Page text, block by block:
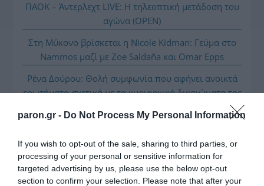
paron.gr - Do Not Process My Personal Information
If you wish to opt-out of the sale, sharing to third parties, or
processing of your personal or sensitive information for
targeted advertising by us, please use the below opt-out
section to confirm your selection. Please note that after your
ΠΑΟΚ – Άντερλεχτ LIVE: Η τηλεοπτική μετάδοση του
αγώνα (OPEN)
Στη Μύκονο βρίσκεται η Nicole Kidman: Γεύμα στο
Nammos μαζί με Zoe Saldaña και Omar Epps
Ρένα Δούρου: Θολή συμφωνία που αφήνει ανοικτά
ερωτήματα σχετικά με τα κυριαρχικά δικαιώματα της
ηγέτης;